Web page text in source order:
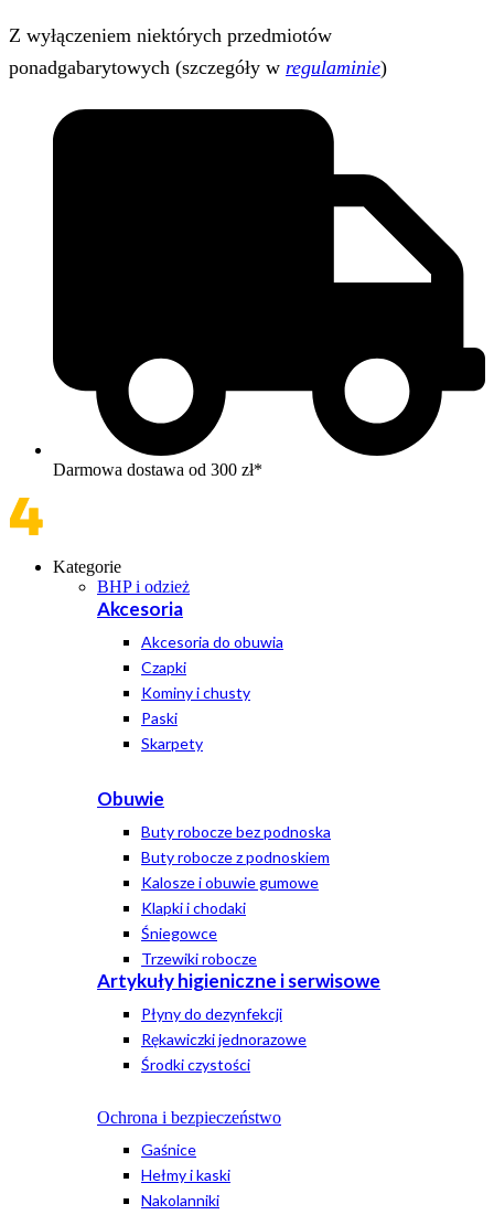
Z wyłączeniem niektórych przedmiotów
ponadgabarytowych (szczegóły w regulaminie)
Darmowa dostawa od 300 zł*
Kategorie
BHP i odzież
Akcesoria
Akcesoria do obuwia
Czapki
Kominy i chusty
Paski
Skarpety
Obuwie
Buty robocze bez podnoska
Buty robocze z podnoskiem
Kalosze i obuwie gumowe
Klapki i chodaki
Śniegowce
Trzewiki robocze
Artykuły higieniczne i serwisowe
Płyny do dezynfekcji
Rękawiczki jednorazowe
Środki czystości
Ochrona i bezpieczeństwo
Gaśnice
Hełmy i kaski
Nakolanniki